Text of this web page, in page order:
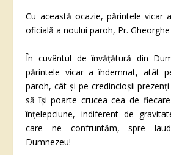
Cu această ocazie, părintele vicar
oficială a noului paroh, Pr.
În cuvântul de învățătură din
părintele vicar a îndemnat, atât
paroh, cât și pe credincioșii
să își poarte crucea cea de
înțelepciune, indiferent de
care ne confruntăm, spre
Dumnezeu!